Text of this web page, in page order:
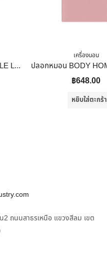
ผ้านวม HOME LIVING STYLE LAVISH 60X80 นิ้ว สี COPPER
เครื่องนอน
฿648.00
หยิบใส่ตะกร้า
ถนนสาธรเหนือ แขวงสีลม เขต